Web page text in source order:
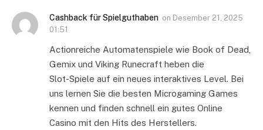
Cashback für Spielguthaben on Desember 21, 2025
01:51
Actionreiche Automatenspiele wie Book of Dead,
Gemix und Viking Runecraft heben die
Slot-Spiele auf ein neues interaktives Level. Bei
uns lernen Sie die besten Microgaming Games
kennen und finden schnell ein gutes Online
Casino mit den Hits des Herstellers.